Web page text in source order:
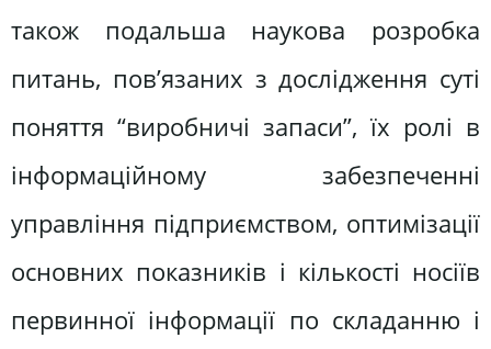
також подальша наукова розробка
питань, пов’язаних з дослідження суті
поняття “виробничі запаси”, їх ролі в
інформаційному забезпеченні
управління підприємством, оптимізації
основних показників і кількості носіїв
первинної інформації по складанню і